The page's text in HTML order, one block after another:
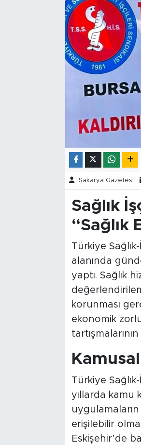
Sakarya Gazetesi
Sağlık
“Sağlık
Türkiye
alanında
yaptı. Sağlık
korunması
ekonomik
Türkiye
yıllarda kamu
erişilebilir
Eskişehir’de
Resmi İlanlar